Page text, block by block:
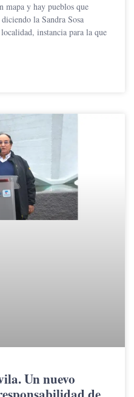
mapa y hay pueblos que
la Sandra Sosa
instancia para la que
Un nuevo